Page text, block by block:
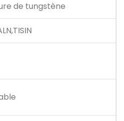
de tungstène